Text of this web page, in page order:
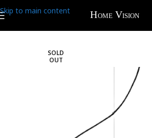
Skip to main content
SOLD
OUT